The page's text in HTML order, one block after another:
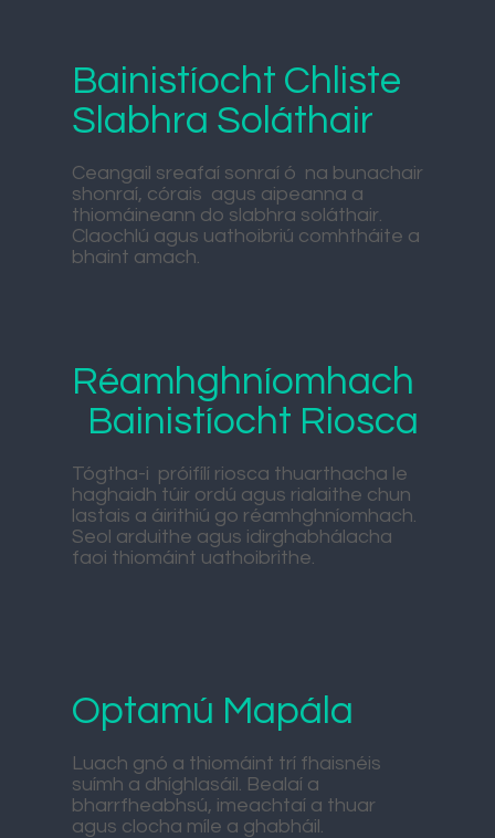
Optamú Mapála
Luach gnó a thiomáint trí fhaisnéis
suímh a dhíghlasáil. Bealaí a
bharrfheabhsú, imeachtaí a thuar
agus clocha míle a ghabháil.
Réamhghníomhach
Bainistíocht Riosca
Tógtha-i próifílí riosca thuarthacha le
haghaidh túir ordú agus rialaithe chun
lastais a áirithiú go réamhghníomhach.
Seol arduithe agus idirghabhálacha
faoi thiomáint uathoibrithe.
Bainistíocht Chliste
Slabhra Soláthair
Ceangail sreafaí sonraí ó na bunachair
shonraí, córais agus aipeanna a
thiomáineann do slabhra soláthair.
Claochlú agus uathoibriú comhtháite a
bhaint amach.